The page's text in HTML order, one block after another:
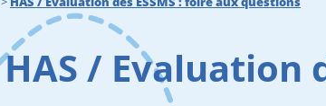
HAS / Evaluation